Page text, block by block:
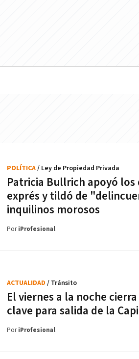
Patricia Bullrich apoyó los
exprés y tildó de
inquilinos morosos
POLÍTICA/ Ley de Propiedad Privada
PoriProfesional
El viernes a la noche
clave para salida de la
ACTUALIDAD / Tránsito
PoriProfesional